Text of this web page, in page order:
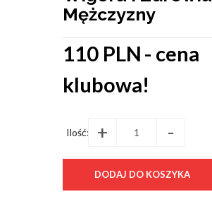
Mężczyzny
110 PLN - cena
klubowa!
Ilość: + -